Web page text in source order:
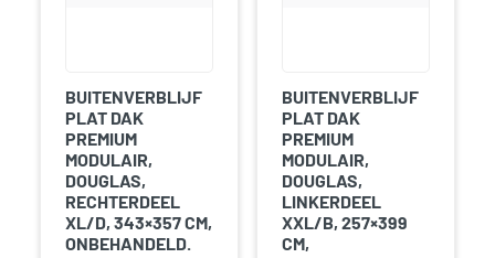
BUITENVERBLIJF
PLAT DAK
PREMIUM
MODULAIR,
DOUGLAS,
RECHTERDEEL
XL/D, 343×357 CM,
ONBEHANDELD.
BUITENVERBLIJF
PLAT DAK
PREMIUM
MODULAIR,
DOUGLAS,
LINKERDEEL
XXL/B, 257×399
CM,